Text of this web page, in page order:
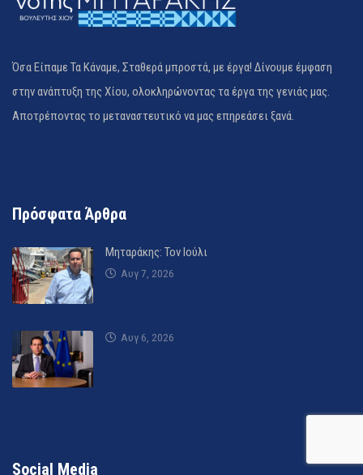
Όσα Είπαμε Τα Κάναμε, Σταθερά μπροστά, με έργα! Δίνουμε έμφαση
στην ανάπτυξη της Χίου, ολοκληρώνοντας τα έργα της γενιάς μας.
Αποτρέποντας το μεταναστευτικό να μας επηρεάσει ξανά.
Πρόσφατα Άρθρα
Μηταράκης: Τον Ιούλι
Αυγ 7, 2026
Αυγ 6, 2026
Social Media